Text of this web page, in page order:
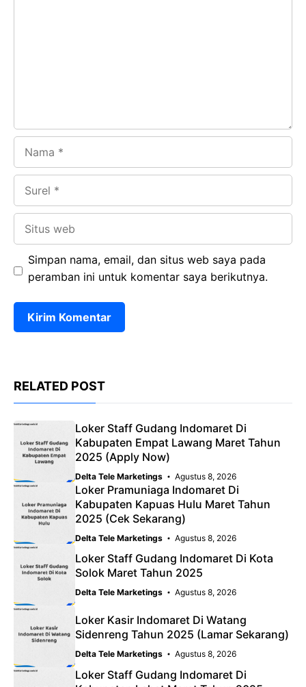
Simpan nama, email, dan situs web saya pada
peramban ini untuk komentar saya berikutnya.
RELATED POST
Loker Staff Gudang Indomaret Di
Kabupaten Empat Lawang Maret Tahun
2025 (Apply Now)
Delta Tele Marketings Agustus 8, 2026
Loker Pramuniaga Indomaret Di
Kabupaten Kapuas Hulu Maret Tahun
2025 (Cek Sekarang)
Delta Tele Marketings Agustus 8, 2026
Loker Staff Gudang Indomaret Di Kota
Solok Maret Tahun 2025
Delta Tele Marketings Agustus 8, 2026
Loker Kasir Indomaret Di Watang
Sidenreng Tahun 2025 (Lamar Sekarang)
Delta Tele Marketings Agustus 8, 2026
Loker Staff Gudang Indomaret Di